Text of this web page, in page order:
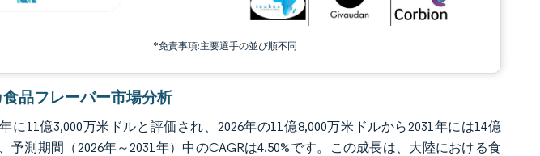
*免責事項:主要選手の並び順不同
品フレーバー市場分析
に11億3,000万米ドルと評価され、2026年の11億8,000万米ドルから2031年には14億
予測期間（2026年～2031年）中のCAGRは4.50%です。この成長は、大陸における食